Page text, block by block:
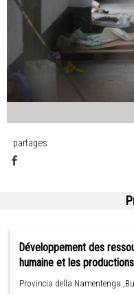
partages
Développement des
humaine et les productions
Provincia della Namentenga